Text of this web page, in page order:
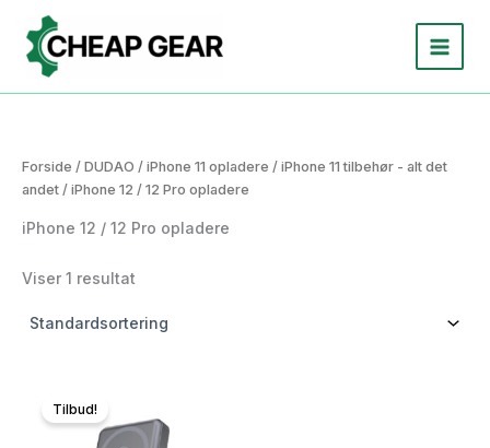
indholdet
Forside / DUDAO / iPhone 11 opladere / iPhone 11 tilbehør - alt det
andet / iPhone 12 / 12 Pro opladere
iPhone 12 / 12 Pro opladere
Viser 1 resultat
Tilbud!